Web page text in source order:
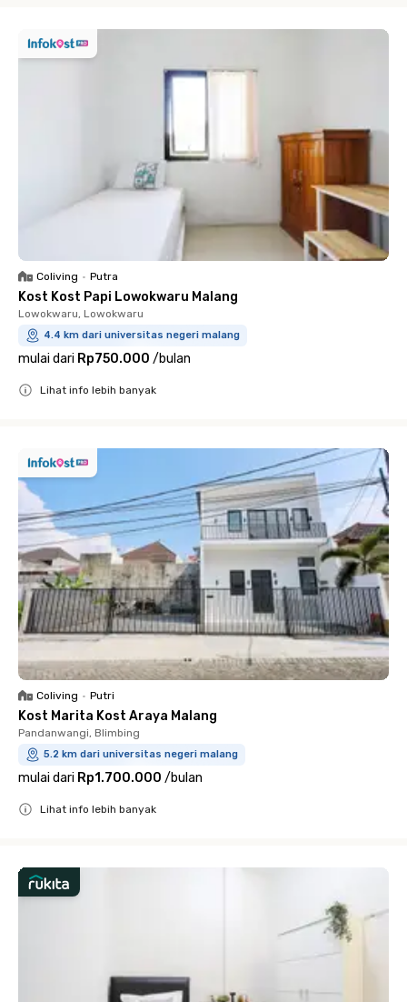
Coliving • Putra
Kost Kost Papi Lowokwaru Malang
Lowokwaru, Lowokwaru
4.4 km dari universitas negeri malang
mulai dari Rp750.000 /bulan
Lihat info lebih banyak
Coliving • Putri
Kost Marita Kost Araya Malang
Pandanwangi, Blimbing
5.2 km dari universitas negeri malang
mulai dari Rp1.700.000 /bulan
Lihat info lebih banyak